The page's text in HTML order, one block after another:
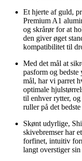
Et hjerte af guld,
Premium A1
og skrårør for at
den giver øget
kompatibilitet til
Med det mål at
pasform og bedste
mål, har vi parret
optimale
til enhver rytter,
ruller på det
Skønt udyrlige,
skivebremser har
forfinet, intuitiv
langt overstiger sin